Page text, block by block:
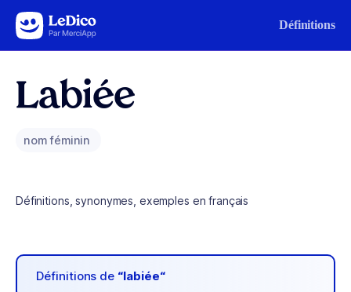
Aller au contenu Définitions
Labiée
nom féminin
Définitions, synonymes, exemples en français
Définitions de “labiée“